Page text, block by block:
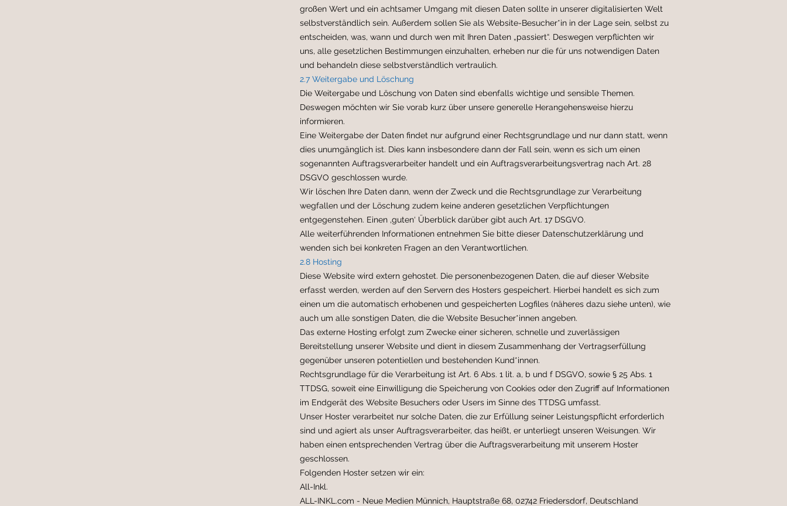
großen Wert und ein achtsamer Umgang mit diesen Daten sollte in unserer digitalisierten Welt
selbstverständlich sein. Außerdem sollen Sie als Website-Besucher*in in der Lage sein, selbst zu
entscheiden, was, wann und durch wen mit Ihren Daten „passiert“. Deswegen verpflichten wir
uns, alle gesetzlichen Bestimmungen einzuhalten, erheben nur die für uns notwendigen Daten
und behandeln diese selbstverständlich vertraulich.
2.7 Weitergabe und Löschung
Die Weitergabe und Löschung von Daten sind ebenfalls wichtige und sensible Themen.
Deswegen möchten wir Sie vorab kurz über unsere generelle Herangehensweise hierzu
informieren.
Eine Weitergabe der Daten findet nur aufgrund einer Rechtsgrundlage und nur dann statt, wenn
dies unumgänglich ist. Dies kann insbesondere dann der Fall sein, wenn es sich um einen
sogenannten Auftragsverarbeiter handelt und ein Auftragsverarbeitungsvertrag nach Art. 28
DSGVO geschlossen wurde.
Wir löschen Ihre Daten dann, wenn der Zweck und die Rechtsgrundlage zur Verarbeitung
wegfallen und der Löschung zudem keine anderen gesetzlichen Verpflichtungen
entgegenstehen. Einen ‚guten‘ Überblick darüber gibt auch Art. 17 DSGVO.
Alle weiterführenden Informationen entnehmen Sie bitte dieser Datenschutzerklärung und
wenden sich bei konkreten Fragen an den Verantwortlichen.
2.8 Hosting
Diese Website wird extern gehostet. Die personenbezogenen Daten, die auf dieser Website
erfasst werden, werden auf den Servern des Hosters gespeichert. Hierbei handelt es sich zum
einen um die automatisch erhobenen und gespeicherten Logfiles (näheres dazu siehe unten), wie
auch um alle sonstigen Daten, die die Website Besucher*innen angeben.
Das externe Hosting erfolgt zum Zwecke einer sicheren, schnelle und zuverlässigen
Bereitstellung unserer Website und dient in diesem Zusammenhang der Vertragserfüllung
gegenüber unseren potentiellen und bestehenden Kund*innen.
Rechtsgrundlage für die Verarbeitung ist Art. 6 Abs. 1 lit. a, b und f DSGVO, sowie § 25 Abs. 1
TTDSG, soweit eine Einwilligung die Speicherung von Cookies oder den Zugriff auf Informationen
im Endgerät des Website Besuchers oder Users im Sinne des TTDSG umfasst.
Unser Hoster verarbeitet nur solche Daten, die zur Erfüllung seiner Leistungspflicht erforderlich
sind und agiert als unser Auftragsverarbeiter, das heißt, er unterliegt unseren Weisungen. Wir
haben einen entsprechenden Vertrag über die Auftragsverarbeitung mit unserem Hoster
geschlossen.
Folgenden Hoster setzen wir ein:
All-Inkl.
ALL-INKL.com - Neue Medien Münnich, Hauptstraße 68, 02742 Friedersdorf, Deutschland